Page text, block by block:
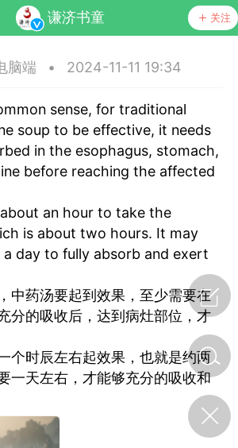
谦济书童 关注
口的中医人！
问答
脑端 • 2024-11-11 19:34
sense, for traditional
soup to be effective, it needs
in the esophagus, stomach,
before reaching the affected
an hour to take the
is about two hours. It may
day to fully absorb and exert
中药汤要起到效果，至少需要在
分的吸收后，达到病灶部位，才
个时辰左右起效果，也就是约两
一天左右，才能够充分的吸收和